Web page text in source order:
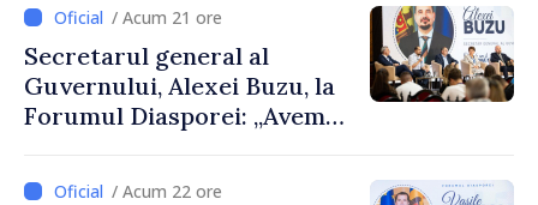
al Republicii Moldova.
/ Acum 21 ore
Secretarul general al
Guvernului, Alexei Buzu, la
Forumul Diasporei: „Avem
dumneavoastră pentru a
/ Acum 22 ore